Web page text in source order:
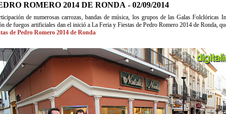
ROMERO 2014 DE RONDA - 02/09/2014
de numerosas carrozas, bandas de música, los grupos de las Galas Folclóricas
de fuegos artificiales dan el inició a La Feria y Fiestas de Pedro Romero 2014 de Ronda,
de Pedro Romero 2014 de Ronda